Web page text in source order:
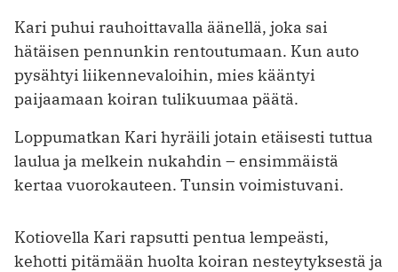
Kari puhui rauhoittavalla äänellä, joka sai
hätäisen pennunkin rentoutumaan. Kun auto
pysähtyi liikennevaloihin, mies kääntyi
paijaamaan koiran tulikuumaa päätä.
Loppumatkan Kari hyräili jotain etäisesti tuttua
laulua ja melkein nukahdin – ensimmäistä
kertaa vuorokauteen. Tunsin voimistuvani.
Kotiovella Kari rapsutti pentua lempeästi,
kehotti pitämään huolta koiran nesteytyksestä ja